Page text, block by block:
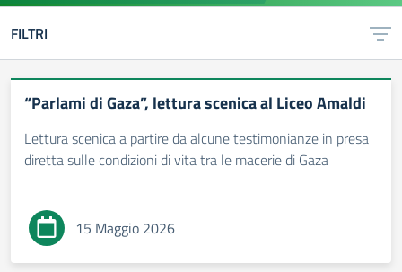
FILTRI
“Parlami di Gaza”, lettura scenica al Liceo Amaldi
Lettura scenica a partire da alcune testimonianze in presa
diretta sulle condizioni di vita tra le macerie di Gaza
15 Maggio 2026